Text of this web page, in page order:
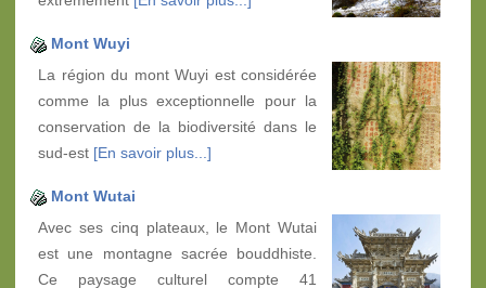
Mont Wuyi
La région du mont Wuyi est considérée
comme la plus exceptionnelle pour la
conservation de la biodiversité dans le
sud-est [En savoir plus...]
Mont Wutai
Avec ses cinq plateaux, le Mont Wutai
est une montagne sacrée bouddhiste.
Ce paysage culturel compte 41